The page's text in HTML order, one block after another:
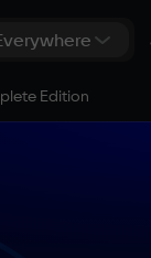
Edition